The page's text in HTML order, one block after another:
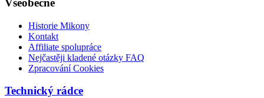
Všeobecné
Historie Mikony
Kontakt
Affiliate spolupráce
Nejčastěji kladené otázky FAQ
Zpracování Cookies
Technický rádce